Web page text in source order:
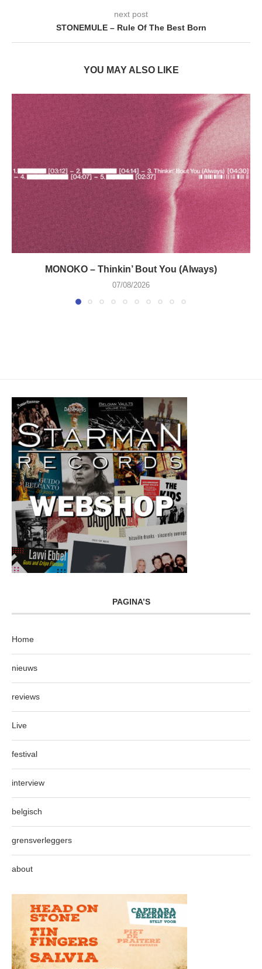
next post
STONEMULE – Rule Of The Best Born
YOU MAY ALSO LIKE
MONOKO – Thinkin’ Bout You (Always)
07/08/2026
PAGINA’S
Home
nieuws
reviews
Live
festival
interview
belgisch
grensverleggers
about